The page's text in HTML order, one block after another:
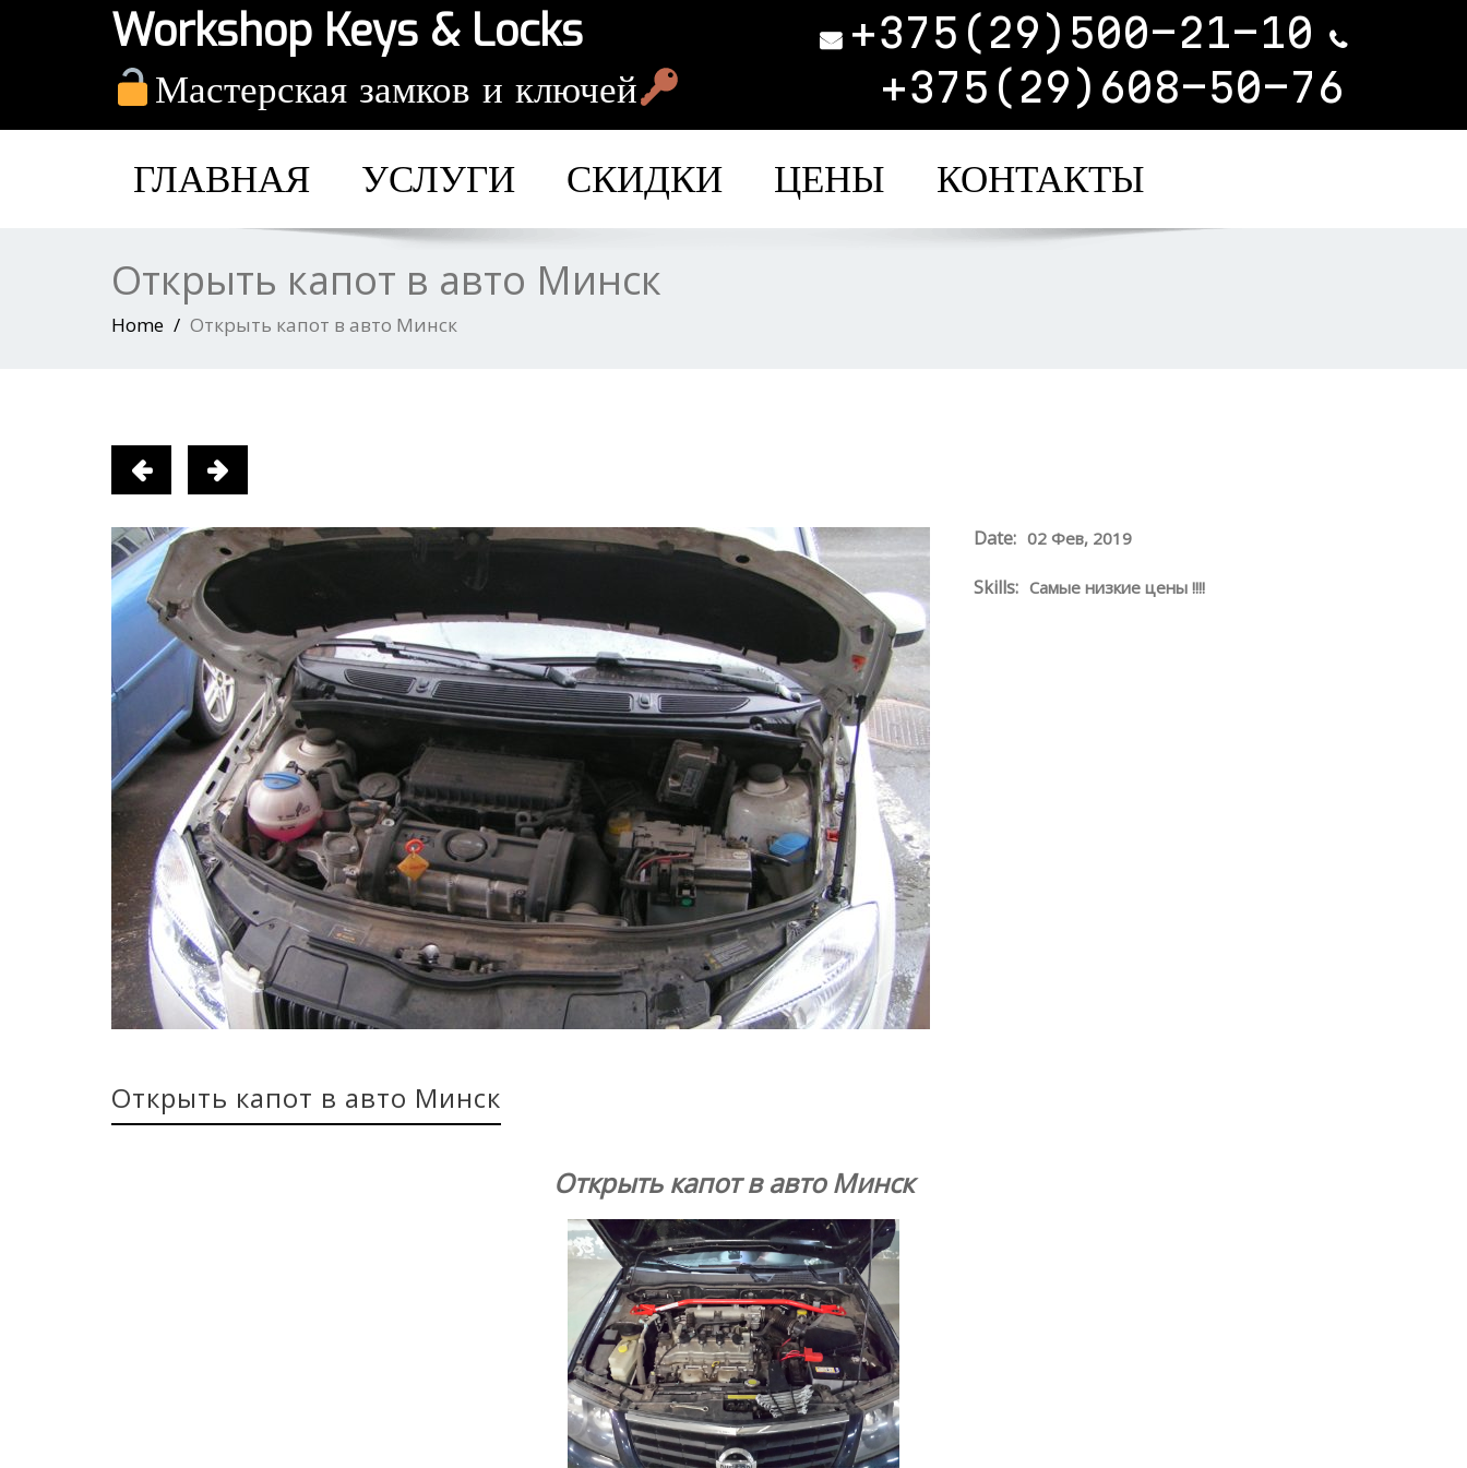
Workshop Keys & Locks
Мастерская замков и ключей
+375(29)500-21-10
+375(29)608-50-76
ГЛАВНАЯ УСЛУГИ СКИДКИ ЦЕНЫ КОНТАКТЫ
Открыть капот в авто Минск
Home Открыть капот в авто Минск
Date: 02 Фев, 2019
Skills: Самые низкие цены !!!!
Открыть капот в авто Минск
Открыть капот в авто Минск